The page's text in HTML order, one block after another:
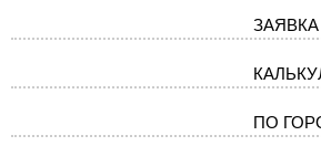
ПО